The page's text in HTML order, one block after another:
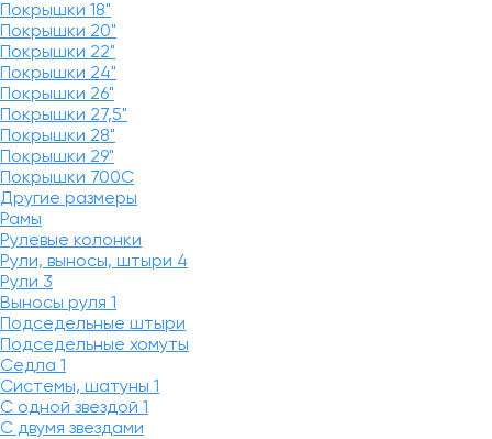
Покрышки 18"
Покрышки 20"
Покрышки 22"
Покрышки 24"
Покрышки 26"
Покрышки 27,5"
Покрышки 28"
Покрышки 29"
Покрышки 700C
Другие размеры
Рамы
Рулевые колонки
Рули, выносы, штыри 4
Рули 3
Выносы руля 1
Подседельные штыри
Подседельные хомуты
Седла 1
Системы, шатуны 1
С одной звездой 1
С двумя звездами